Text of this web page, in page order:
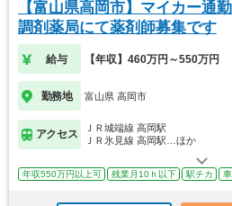
【富山県高岡市】マイカー通
調剤薬局にて薬剤師募集です
給与 【年収】460万円～550万円
勤務地 富山県 高岡市
アクセス
ＪＲ城端線 高岡駅
ＪＲ氷見線 高岡駅…ほか
年収550万円以上可 残業月10ｈ以下 駅チカ